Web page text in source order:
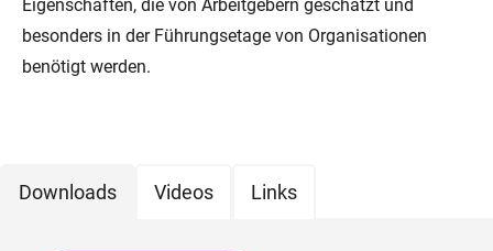
Eigenschaften, die von Arbeitgebern geschätzt und
besonders in der Führungsetage von Organisationen
benötigt werden.
Downloads Videos Links